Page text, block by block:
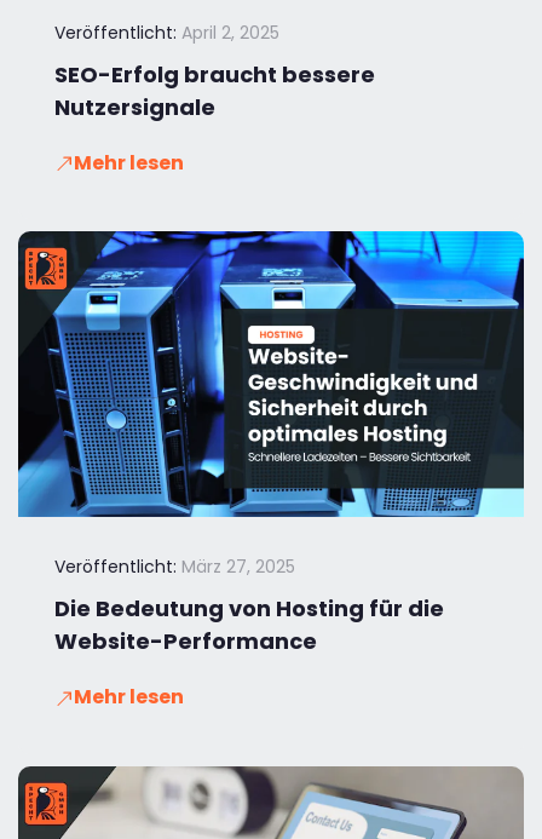
Veröffentlicht: April 2, 2025
SEO-Erfolg braucht bessere
Nutzersignale
Mehr lesen
Veröffentlicht: März 27, 2025
Die Bedeutung von Hosting für die
Website-Performance
Mehr lesen